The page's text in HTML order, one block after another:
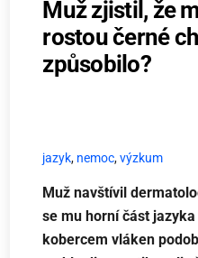
Muž zjistil, že
rostou černé
způsobilo?
jazyk, nemoc,výzkum
Muž navštívil
se mu horní část
kobercem vláken